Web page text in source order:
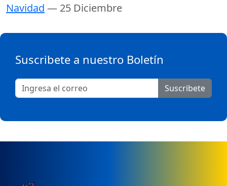
Navidad — 25 Diciembre
Suscribete a nuestro Boletín
Suscribete